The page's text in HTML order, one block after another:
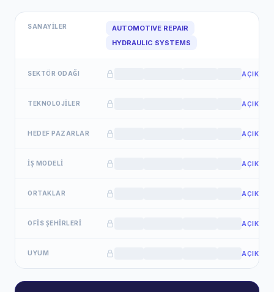
SANAYILER
AUTOMOTIVE REPAIR
HYDRAULIC SYSTEMS
SEKTÖR ODAĞI AÇIKLA
TEKNOLOJILER AÇIKLA
HEDEF PAZARLAR AÇIKLA
İŞ MODELI AÇIKLA
ORTAKLAR AÇIKLA
OFIS ŞEHIRLERI AÇIKLA
UYUM AÇIKLA